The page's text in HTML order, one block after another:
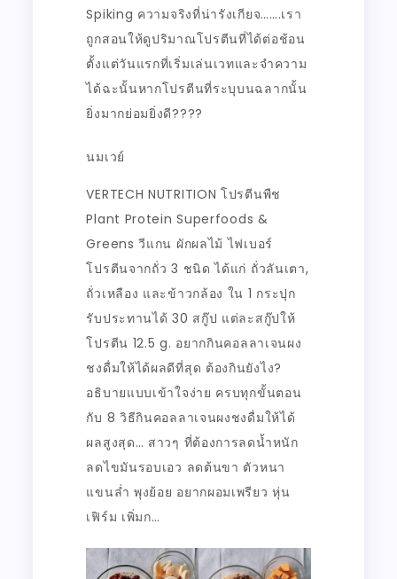
Spiking ความจริงที่น่ารังเกียจ…….เรา
ถูกสอนให้ดูปริมาณโปรตีนที่ได้ต่อช้อน
ตั้งแต่วันแรกที่เริ่มเล่นเวทและจำความ
ได้ฉะนั้นหากโปรตีนที่ระบุบนฉลากนั้น
ยิ่งมากย่อมยิ่งดี????
นมเวย์
VERTECH NUTRITION โปรตีนพืช
Plant Protein Superfoods &
Greens วีแกน ผักผลไม้ ไฟเบอร์
โปรตีนจากถั่ว 3 ชนิด ได้แก่ ถั่วลันเตา,
ถั่วเหลือง และข้าวกล้อง ใน 1 กระปุก
รับประทานได้ 30 สกู๊ป แต่ละสกู๊ปให้
โปรตีน 12.5 g. อยากกินคอลลาเจนผง
ชงดื่มให้ได้ผลดีที่สุด ต้องกินยังไง?
อธิบายแบบเข้าใจง่าย ครบทุกขั้นตอน
กับ 8 วิธีกินคอลลาเจนผงชงดื่มให้ได้
ผลสูงสุด… สาวๆ ที่ต้องการลดน้ำหนัก
ลดไขมันรอบเอว ลดต้นขา ตัวหนา
แขนล่ำ พุงย้อย อยากผอมเพรียว หุ่น
เฟิร์ม เพิ่มก…